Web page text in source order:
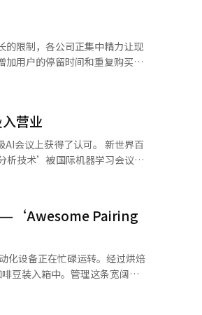
惠空档，也进一步提升了市民
格强调，Meta正在开发的个
将把在企业服务中获得的技术和
中心和计算基础设施的投资
下跌了约10%。 与此同
尔帕索合作建设一座规模达
的限制，各公司正集中精力让现
加用户的停留时间和重复购买
为2900万，显示出停滞的趋
和Retail的数据，2026年6月，
，MAU的增长率仅为1.4%。以
长了2.7%，紧追其后。 相反，
。요기요的用户从今年1月的
万，下降幅度达到27.3%（82
卖应用市场进
争对手的客户，以及提高现有
，最大化客户在其平台上
。根据Wise App和Retail的数
이츠的增长率达到46.1%，为
营业
获得了认可。 新世界百
析技术’被国际机器学习会议
到足球观赛旅行产品和体育品
动的推荐。 新世界百
户特征和购买模式，帮助现场
Pairing
设备正在忙碌运转。经过烘焙
豆装入箱中。管理这条宽阔生
出未来工厂的面貌。 APP